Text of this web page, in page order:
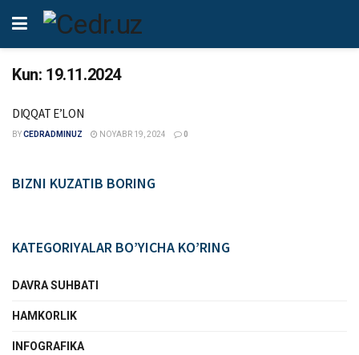
Kun: 19.11.2024
DIQQAT EʼLON
BYCEDRADMINUZ NOYABR 19, 2024 0
BIZNI KUZATIB BORING
KATEGORIYALAR BO’YICHA KO’RING
DAVRA SUHBATI
HAMKORLIK
INFOGRAFIKA